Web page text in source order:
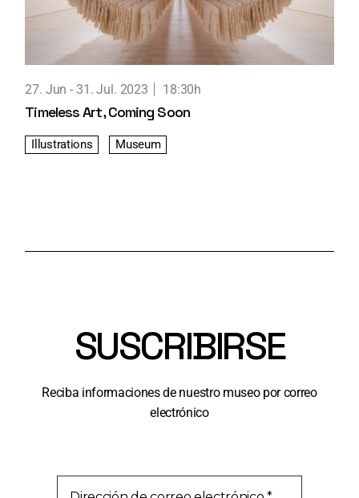
27. Jun 31. Jul. 2023 18:30h
Timeless Art, Coming Soon
Illustrations Museum
SUSCRIBIRSE
Reciba informaciones de nuestro museo por correo
electrónico